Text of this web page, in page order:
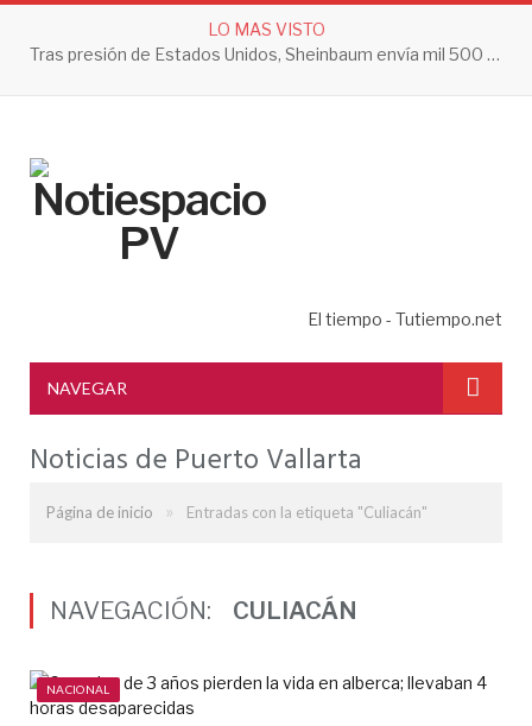
LO MAS VISTO
Tras presión de Estados Unidos, Sheinbaum envía mil 500 soldados a Michoacán
El tiempo - Tutiempo.net
NAVEGAR
Noticias de Puerto Vallarta
Página de inicio » Entradas con la etiqueta "Culiacán"
NAVEGACIÓN: CULIACÁN
NACIONAL